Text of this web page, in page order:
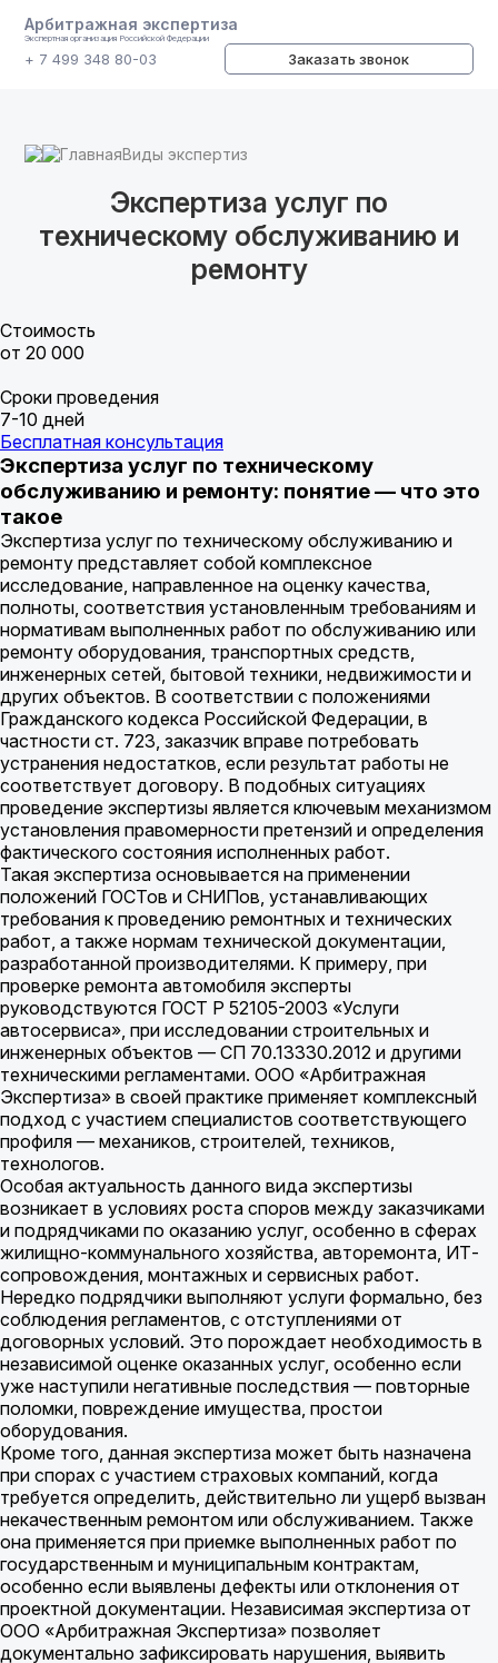
Арбитражная экспертиза
Экспертная организация Российской Федерации
+ 7 499 348 80-03 Заказать звонок
ГлавнаяВиды экспертиз
Экспертиза услуг по
техническому обслуживанию и
ремонту
Стоимость
от 20 000
Сроки проведения
7-10 дней
Бесплатная консультация
Экспертиза услуг по техническому
обслуживанию и ремонту: понятие — что это
такое
Экспертиза услуг по техническому обслуживанию и
ремонту представляет собой комплексное
исследование, направленное на оценку качества,
полноты, соответствия установленным требованиям и
нормативам выполненных работ по обслуживанию или
ремонту оборудования, транспортных средств,
инженерных сетей, бытовой техники, недвижимости и
других объектов. В соответствии с положениями
Гражданского кодекса Российской Федерации, в
частности ст. 723, заказчик вправе потребовать
устранения недостатков, если результат работы не
соответствует договору. В подобных ситуациях
проведение экспертизы является ключевым механизмом
установления правомерности претензий и определения
фактического состояния исполненных работ.
Такая экспертиза основывается на применении
положений ГОСТов и СНИПов, устанавливающих
требования к проведению ремонтных и технических
работ, а также нормам технической документации,
разработанной производителями. К примеру, при
проверке ремонта автомобиля эксперты
руководствуются ГОСТ Р 52105-2003 «Услуги
автосервиса», при исследовании строительных и
инженерных объектов — СП 70.13330.2012 и другими
техническими регламентами. ООО «Арбитражная
Экспертиза» в своей практике применяет комплексный
подход с участием специалистов соответствующего
профиля — механиков, строителей, техников,
технологов.
Особая актуальность данного вида экспертизы
возникает в условиях роста споров между заказчиками
и подрядчиками по оказанию услуг, особенно в сферах
жилищно-коммунального хозяйства, авторемонта, ИТ-
сопровождения, монтажных и сервисных работ.
Нередко подрядчики выполняют услуги формально, без
соблюдения регламентов, с отступлениями от
договорных условий. Это порождает необходимость в
независимой оценке оказанных услуг, особенно если
уже наступили негативные последствия — повторные
поломки, повреждение имущества, простои
оборудования.
Кроме того, данная экспертиза может быть назначена
при спорах с участием страховых компаний, когда
требуется определить, действительно ли ущерб вызван
некачественным ремонтом или обслуживанием. Также
она применяется при приемке выполненных работ по
государственным и муниципальным контрактам,
особенно если выявлены дефекты или отклонения от
проектной документации. Независимая экспертиза от
ООО «Арбитражная Экспертиза» позволяет
документально зафиксировать нарушения, выявить